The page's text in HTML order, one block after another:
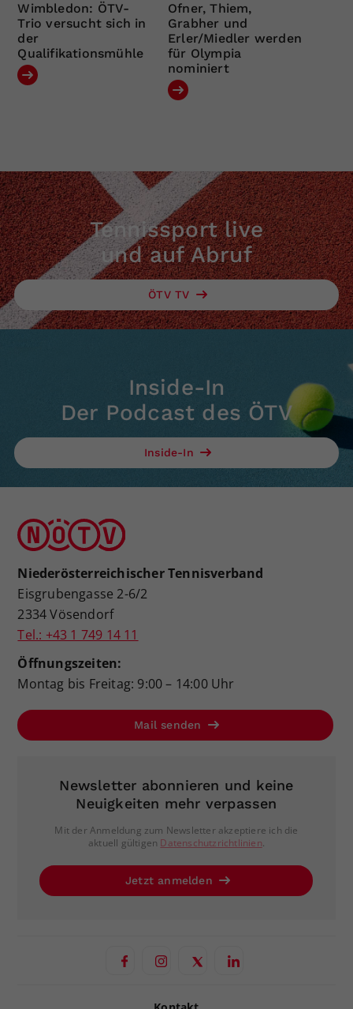
Wimbledon: ÖTV-
Trio versucht sich in
der
Qualifikationsmühle
Ofner, Thiem,
Grabher und
Erler/Miedler werden
für Olympia
nominiert
Tennissport live
und auf Abruf
ÖTV TV
Inside-In
Der Podcast des ÖTV
Inside-In
Niederösterreichischer Tennisverband
Eisgrubengasse 2-6/2
2334 Vösendorf
Tel.: +43 1 749 14 11
Öffnungszeiten:
Montag bis Freitag: 9:00 – 14:00 Uhr
Mail senden
Newsletter abonnieren und keine
Neuigkeiten mehr verpassen
Mit der Anmeldung zum Newsletter akzeptiere ich die
aktuell gültigen Datenschutzrichtlinien.
Jetzt anmelden